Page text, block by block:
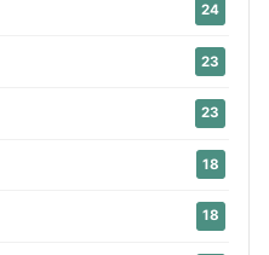
24
23
23
18
18